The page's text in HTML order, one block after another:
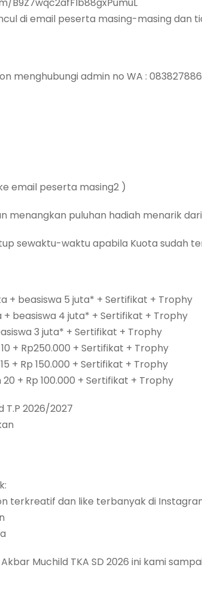
di email peserta masing-masing dan
menghubungi admin no WA :
email peserta masing2 )
menangkan puluhan hadiah menarik
sewaktu-waktu apabila Kuota sudah
+ beasiswa 5 juta* + Sertifikat + Trophy
+ beasiswa 4 juta* + Sertifikat + Trophy
3 juta* + Sertifikat + Trophy
+ Rp250.000 + Sertifikat + Trophy
+ Rp 150.000 + Sertifikat + Trophy
+ Rp 100.000 + Sertifikat + Trophy
T.P 2026/2027
terkreatif dan like terbanyak di
Muchild TKA SD 2026 ini kami